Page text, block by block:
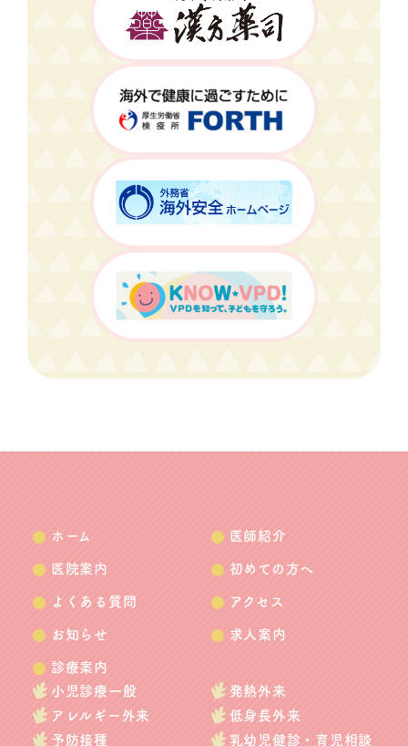
ホーム 医師紹介
医院案内 初めての方へ
よくある質問 アクセス
お知らせ 求人案内
診療案内
小児診療一般
発熱外来
アレルギー外来
低身長外来
予防接種
乳幼児健診・育児相談